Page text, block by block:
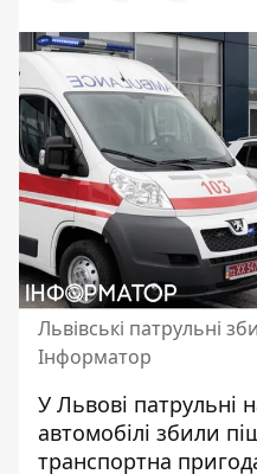
Львівські патрульні
Інформатор
У Львові патрульні
автомобілі збили
транспортна